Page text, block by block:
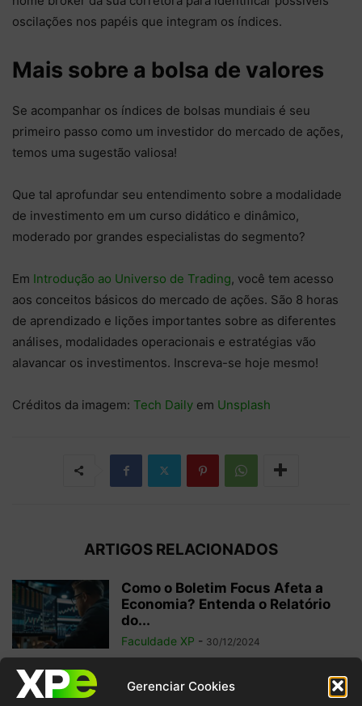
Gerenciar Cookies
oscilações nos papéis que integram os índices.
Mais sobre a bolsa de valores
Se acompanhar os índices de bolsas mundiais é seu
primeiro passo como um investidor do mercado de ações,
temos uma sugestão valiosa!
Que tal aprofundar seu entendimento sobre a modalidade
de investimento em um curso didático e dinâmico,
moderado por grandes especialistas do segmento?
Em Introdução ao Universo de Trading, você tem acesso
aos conceitos básicos do mercado de ações. São 8 horas
de aprendizado e lições importantes sobre as diferentes
análises, modalidades operacionais e estratégias vão
alavancar os investimentos. Inscreva-se hoje mesmo!
Créditos da imagem: Tech Daily em Unsplash
ARTIGOS RELACIONADOS
Como o Boletim Focus Afeta a
Economia? Entenda o Relatório
do...
Faculdade XP - 30/12/2024
Sistema Financeiro Nacional: o